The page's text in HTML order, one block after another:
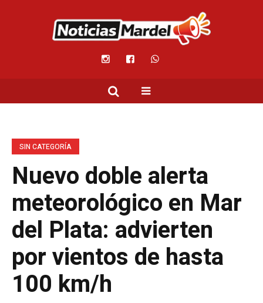
SIN CATEGORÍA
Nuevo doble alerta
meteorológico en Mar
del Plata: advierten
por vientos de hasta
100 km/h